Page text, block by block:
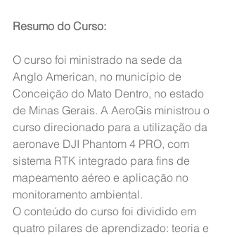
Resumo do Curso:
O curso foi ministrado na sede da
Anglo American, no município de
Conceição do Mato Dentro, no estado
de Minas Gerais. A AeroGis ministrou o
curso direcionado para a utilização da
aeronave DJI Phantom 4 PRO, com
sistema RTK integrado para fins de
mapeamento aéreo e aplicação no
monitoramento ambiental.
O conteúdo do curso foi dividido em
quatro pilares de aprendizado: teoria e